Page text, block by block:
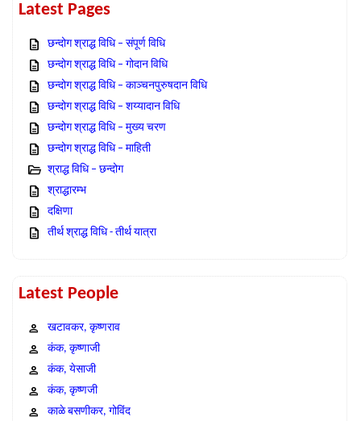
Latest Pages
छन्दोग श्राद्ध विधि – संपूर्ण विधि
छन्दोग श्राद्ध विधि – गोदान विधि
छन्दोग श्राद्ध विधि – काञ्चनपुरुषदान विधि
छन्दोग श्राद्ध विधि – शय्यादान विधि
छन्दोग श्राद्ध विधि – मुख्य चरण
छन्दोग श्राद्ध विधि – माहिती
श्राद्ध विधि – छन्दोग
श्राद्धारम्भ
दक्षिणा
तीर्थ श्राद्ध विधि - तीर्थ यात्रा
Latest People
खटावकर, कृष्णराव
कंक, कृष्णाजी
कंक, येसाजी
कंक, कृष्णजी
काळे बसणीकर, गोविंद